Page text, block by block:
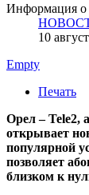
Информация о
10
Empty
Печать
Орел – Tele2,
открывает
популярной
позволяет
близком к